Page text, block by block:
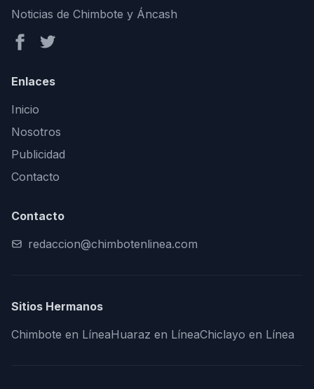
Noticias de Chimbote y Áncash
Enlaces
Inicio
Nosotros
Publicidad
Contacto
Contacto
redaccion@chimbotenlinea.com
Sitios Hermanos
Chimbote en LíneaHuaraz en LíneaChiclayo en Línea